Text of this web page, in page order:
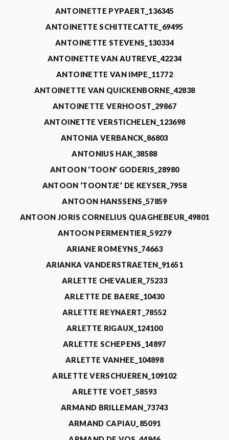
ANTOINETTE PYPAERT_136345
ANTOINETTE SCHITTECATTE_69495
ANTOINETTE STEVENS_130334
ANTOINETTE VAN AUTREVE_42234
ANTOINETTE VAN IMPE_11772
ANTOINETTE VAN QUICKENBORNE_42838
ANTOINETTE VERHOOST_29867
ANTOINETTE VERSTICHELEN_123698
ANTONIA VERBANCK_86803
ANTONIUS HAK_38588
ANTOON ‘TOON’ GODERIS_28980
ANTOON ‘TOONTJE’ DE KEYSER_7958
ANTOON HANSSENS_57859
ANTOON JORIS CORNELIUS QUAGHEBEUR_49801
ANTOON PERMENTIER_59279
ARIANE ROMEYNS_74663
ARIANKA VANDERSTRAETEN_91651
ARLETTE CHEVALIER_75233
ARLETTE DE BAERE_10430
ARLETTE REYNAERT_78552
ARLETTE RIGAUX_124100
ARLETTE SCHEPENS_14897
ARLETTE VANHEE_104898
ARLETTE VERSCHUEREN_109102
ARLETTE VOET_58593
ARMAND BRILLEMAN_73743
ARMAND CAPIAU_85091